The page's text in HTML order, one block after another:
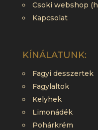
Csoki webshop
Kapcsolat
KÍNÁLATUNK:
Fagyi desszertek
Fagylaltok
Kelyhek
Limonádék
Pohárkrém